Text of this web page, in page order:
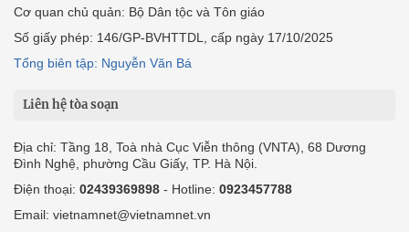
Cơ quan chủ quản: Bộ Dân tộc và Tôn giáo
Số giấy phép: 146/GP-BVHTTDL, cấp ngày 17/10/2025
Tổng biên tập: Nguyễn Văn Bá
Liên hệ tòa soạn
Địa chỉ: Tầng 18, Toà nhà Cục Viễn thông (VNTA), 68 Dương
Đình Nghệ, phường Cầu Giấy, TP. Hà Nội.
Điện thoại: 02439369898 - Hotline: 0923457788
Email: vietnamnet@vietnamnet.vn